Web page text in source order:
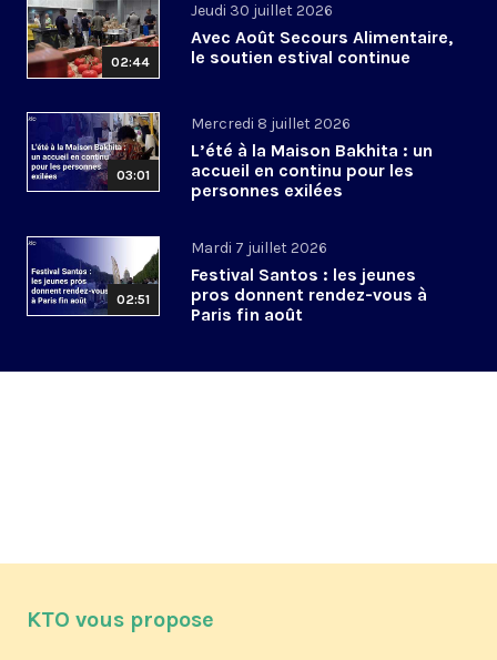
02:44
Jeudi 30 juillet 2026
Avec Août Secours Alimentaire,
le soutien estival continue
03:01
Mercredi 8 juillet 2026
L’été à la Maison Bakhita : un
accueil en continu pour les
personnes exilées
02:51
Mardi 7 juillet 2026
Festival Santos : les jeunes
pros donnent rendez-vous à
Paris fin août
KTO vous propose